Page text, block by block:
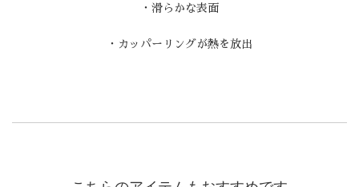
・滑らかな表面
・カッパーリングが熱を放出